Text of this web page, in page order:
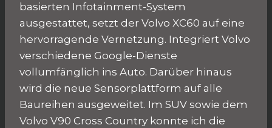
basierten Infotainment-System
ausgestattet, setzt der Volvo XC60 auf eine
hervorragende Vernetzung. Integriert Volvo
verschiedene Google-Dienste
vollumfänglich ins Auto. Darüber hinaus
wird die neue Sensorplattform auf alle
Baureihen ausgeweitet. Im SUV sowie dem
Volvo V90 Cross Country konnte ich die